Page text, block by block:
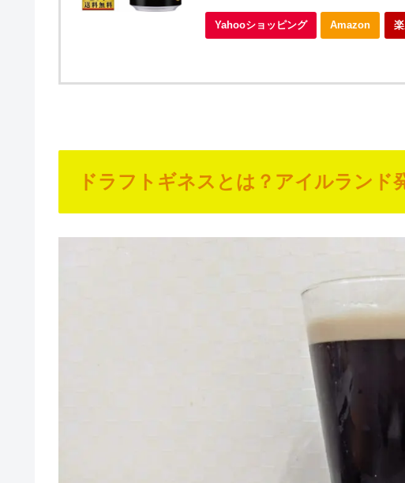
Yahooショッピング Amazon
ドラフトギネスとは？アイルランド